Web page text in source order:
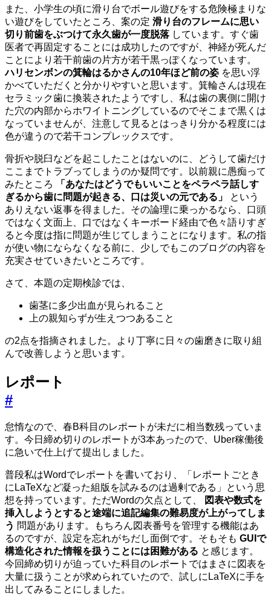
また、小学生の頃に滑り台でボール遊びをする危険極まりな
い遊びをしていたところ、案の定 滑り台のフレームに思い
切り前歯をぶつけて永久歯が一度脱落 しています。すぐ歯
医者で再固定することには成功したのですが、神経が死んだ
ことにより若干前歯の片方が若干黒っぽくなっています。
ハリセンボンの箕輪はるかさんの10年ほど前の姿 を思い浮
かべていただくと分かりやすいと思います。箕輪さんは現在
セラミック歯に換装されたようですし、私は歯の裏側に開け
た穴の内部からホワイトニングしているのでそこまで黒くは
なっていませんが、注意して見るとはっきり分かる程度には
色が違うので若干コンプレックスです。
骨折や脱臼などを起こしたことはないのに、どうして歯だけ
ここまでトラブってしまうのか疑問です。以前親に愚痴って
みたところ
「あなたはどうでもいいことをペラペラ話しす
ぎるから歯に問題が起きる、口は災いの元である」
という
ありえない返事を得ました。その論理に乗っかるなら、口頭
ではなく文面上、口ではなくキーボード経由で色々語りすぎ
ると今度は指に問題が生じてしまうことになります。私の指
が使い物にならなくなる前に、少しでもこのブログの内容を
充実させていきたいところです。
さて、本題の定期検診では、
歯茎に多少出血が見られること
上の親知らずが生えつつあること
の2点を指摘されました。より丁寧に日々の歯磨きに取り組
んで改善しようと思います。
レポート
#
怠惰なので、春B科目のレポートが未だに相当数残っていま
す。今日締め切りのレポートが3本あったので、Uber稼働後
に急いで仕上げて提出しました。
普段私はWordでレポートを書いており、「レポートごとき
にLaTeXなど凝った組版を試みるのは過剰である」という思
想を持っています。ただWordの欠点として、
図表や数式を
挿入しようとすると途端に追記編集の難易度が上がってしま
う 問題があります。もちろん図表番号を管理する機能はあ
るのですが、設定を忘れがちだし面倒です。そもそも GUIで
構造化された情報を扱うことには困難がある と感じます。
今回締め切りが迫っていた科目のレポートではまさに図表を
大量に扱うことが求められていたので、試しにLaTeXに手を
出してみることにしました。